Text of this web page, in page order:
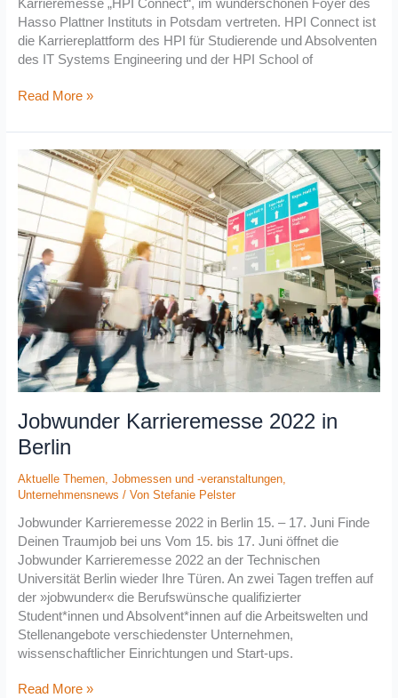
Karrieremesse „HPI Connect“, im wunderschönen Foyer des
Hasso Plattner Instituts in Potsdam vertreten. HPI Connect ist
die Karriereplattform des HPI für Studierende und Absolventen
des IT Systems Engineering und der HPI School of
Read More »
Jobwunder Karrieremesse 2022 in
Berlin
Aktuelle Themen, Jobmessen und -veranstaltungen,
Unternehmensnews / Von Stefanie Pelster
Jobwunder Karrieremesse 2022 in Berlin 15. – 17. Juni Finde
Deinen Traumjob bei uns Vom 15. bis 17. Juni öffnet die
Jobwunder Karrieremesse 2022 an der Technischen
Universität Berlin wieder Ihre Türen. An zwei Tagen treffen auf
der »jobwunder« die Berufswünsche qualifizierter
Student*innen und Absolvent*innen auf die Arbeitswelten und
Stellenangebote verschiedenster Unternehmen,
wissenschaftlicher Einrichtungen und Start-ups.
Jobwunder
Karrieremesse
2022
in
Berlin
Read More »